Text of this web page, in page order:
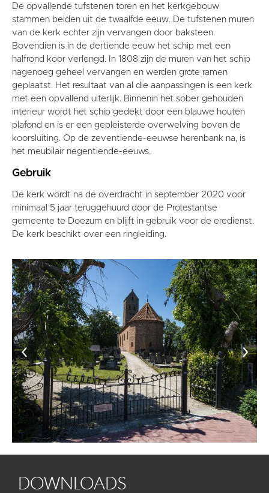
De opvallende tufstenen toren en het kerkgebouw
stammen beiden uit de twaalfde eeuw. De tufstenen muren
van de kerk echter zijn vervangen door baksteen.
Bovendien is in de dertiende eeuw het schip met een
halfrond koor verlengd. In 1808 zijn de muren van het schip
nagenoeg geheel vervangen en werden grote ramen
geplaatst. Het resultaat van al die aanpassingen is een kerk
met een opvallend uiterlijk. Binnenin het sober gehouden
interieur wordt het schip gedekt door een blauwe houten
plafond en is er een gepleisterde overwelving boven de
koorsluiting. Op de zeventiende-eeuwse herenbank na, is
het meubilair negentiende-eeuws.
Gebruik
De kerk wordt na de overdracht in september 2020 voor
minimaal 5 jaar teruggehuurd door de Protestantse
gemeente te Doezum en blijft in gebruik voor de eredienst.
De kerk beschikt over een ringleiding.
‹ ›
DOWNLOADS